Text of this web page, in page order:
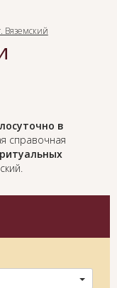
Вяземский
в
справочная